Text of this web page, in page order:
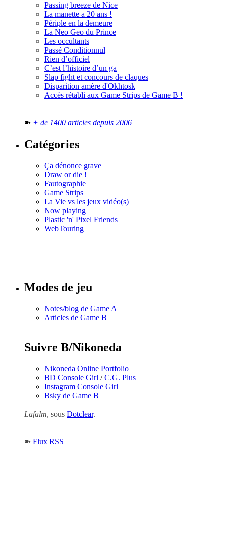
Passing breeze de Nice
La manette a 20 ans !
Périple en la demeure
La Neo Geo du Prince
Les occultants
Passé Conditionnul
Rien d’officiel
C’est l’histoire d’un ga
Slap fight et concours de claques
Disparition amère d'Okhtosk
Accès rétabli aux Game Strips de Game B !
➽ + de 1400 articles depuis 2006
Catégories
Ça dénonce grave
Draw or die !
Fautographie
Game Strips
La Vie vs les jeux vidéo(s)
Now playing
Plastic 'n' Pixel Friends
WebTouring
Modes de jeu
Notes/blog de Game A
Articles de Game B
Suivre B/Nikoneda
Nikoneda Online Portfolio
BD Console Girl /C.G. Plus
Instagram Console Girl
Bsky de Game B
Lafalm, sous Dotclear.
➽ Flux RSS